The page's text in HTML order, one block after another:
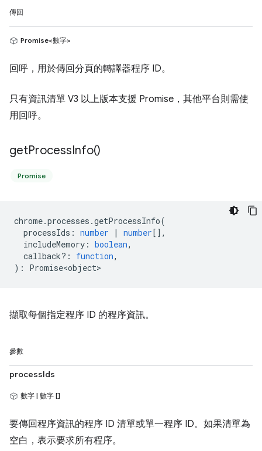
傳回
Promise<數字>
回呼，用於傳回分頁的轉譯器程序 ID。
只有資訊清單 V3 以上版本支援 Promise，其他平台則需使
用回呼。
getProcessInfo()
Promise
chrome.processes .getProcessInfo(
processIds : number | number[],
includeMemory : boolean,
callback? : function,
) : Promise<object>
擷取每個指定程序 ID 的程序資訊。
參數
processIds
數字 | 數字 []
要傳回程序資訊的程序 ID 清單或單一程序 ID。如果清單為
空白，表示要求所有程序。